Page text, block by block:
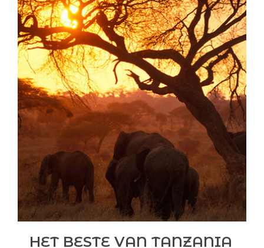
HET BESTE VAN TANZANIA